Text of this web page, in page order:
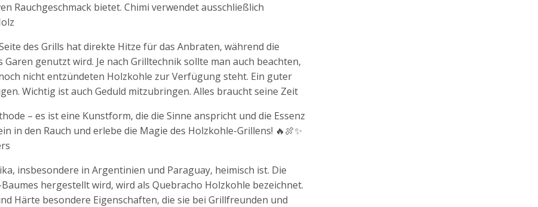
Rauchgeschmack bietet. Chimi verwendet ausschließlich
des Grills hat direkte Hitze für das Anbraten, während die
genutzt wird. Je nach Grilltechnik sollte man auch beachten,
nicht entzündeten Holzkohle zur Verfügung steht. Ein guter
Wichtig ist auch Geduld mitzubringen. Alles braucht seine Zeit
– es ist eine Kunstform, die die Sinne anspricht und die Essenz
in den Rauch und erlebe die Magie des Holzkohle-Grillens! 🔥🍖✨
insbesondere in Argentinien und Paraguay, heimisch ist. Die
hergestellt wird, wird als Quebracho Holzkohle bezeichnet.
Härte besondere Eigenschaften, die sie bei Grillfreunden und